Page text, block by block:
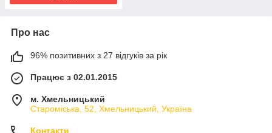
Про нас
96% позитивних з 27 відгуків за рік
Працює з 02.01.2015
м. Хмельницький
Староміська, 52, Хмельницький, Україна
Контакти